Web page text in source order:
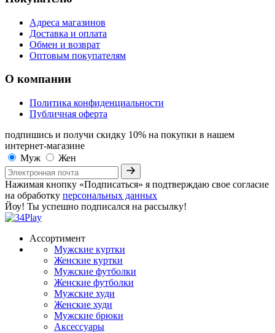
Адреса магазинов
Доставка и оплата
Обмен и возврат
Оптовым покупателям
О компании
Политика конфиденциальности
Публичная оферта
подпишись и получи скидку 10% на покупки в нашем
интернет-магазине
Муж
Жен
Нажимая кнопку «Подписаться» я подтверждаю свое согласие
на обработку персональных данных
Йоу! Ты успешно подписался на рассылку!
Ассортимент
Мужские куртки
Женские куртки
Мужские футболки
Женские футболки
Мужские худи
Женские худи
Мужские брюки
Аксессуары